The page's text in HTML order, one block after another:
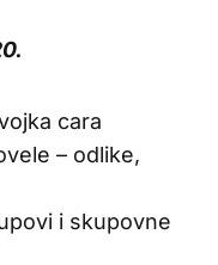
cara
– odlike,
i skupovne